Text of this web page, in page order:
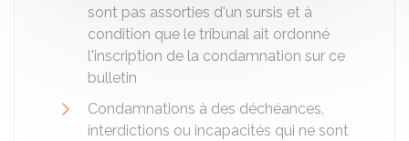
sont pas assorties d'un sursis et à
condition que le tribunal ait ordonné
l'inscription de la condamnation sur ce
bulletin
Condamnations à des déchéances,
interdictions ou incapacités qui ne sont